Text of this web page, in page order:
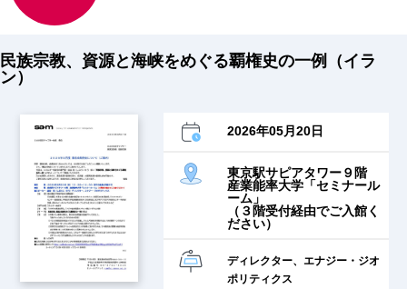
民族宗教、資源と海峡をめぐる覇権史の一例（イラ
ン）
2026年05月20日
東京駅サピアタワー９階
産業能率大学「セミナール
ーム」
（３階受付経由でご入館く
ださい）
ディレクター、エナジー・ジオ
ポリティクス